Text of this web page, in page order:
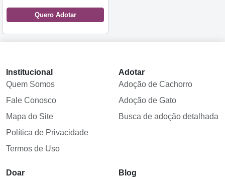
Quero Adotar
Institucional
Quem Somos
Fale Conosco
Mapa do Site
Política de Privacidade
Termos de Uso
Adotar
Adoção de Cachorro
Adoção de Gato
Busca de adoção detalhada
Doar
Blog